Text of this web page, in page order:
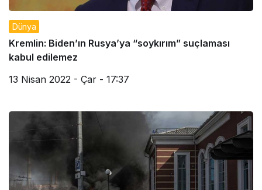
Dünya
Kremlin: Biden’ın Rusya’ya “soykırım” suçlaması
kabul edilemez
13 Nisan 2022 - Çar - 17:37